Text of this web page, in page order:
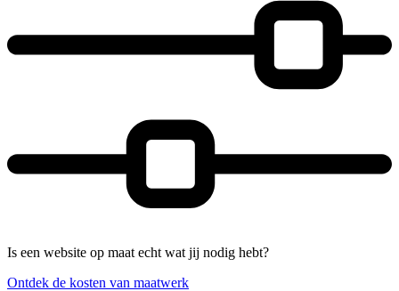
Is een website op maat echt wat jij nodig hebt?
Ontdek de kosten van maatwerk